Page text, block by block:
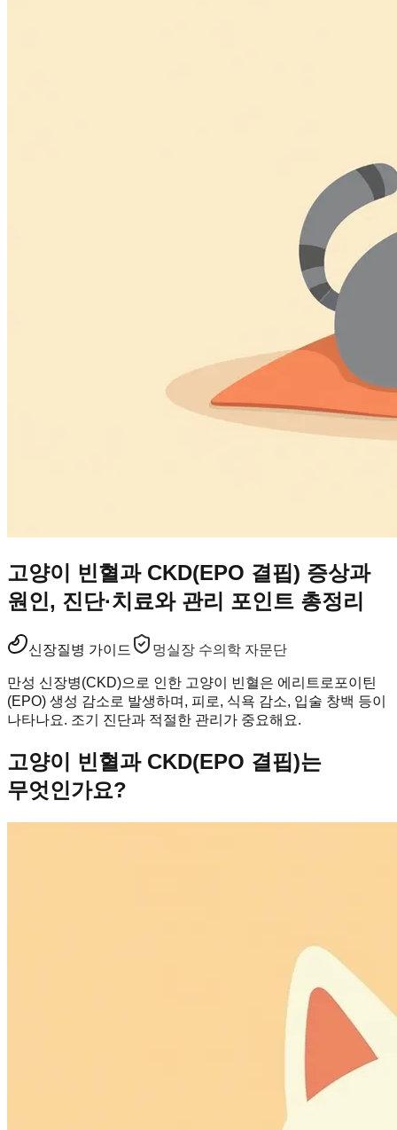
고양이 빈혈과 CKD(EPO 결핍) 증상과
원인, 진단·치료와 관리 포인트 총정리
신장질병 가이드 멍실장 수의학 자문단
만성 신장병(CKD)으로 인한 고양이 빈혈은 에리트로포이틴
(EPO) 생성 감소로 발생하며, 피로, 식욕 감소, 입술 창백 등이
나타나요. 조기 진단과 적절한 관리가 중요해요.
고양이 빈혈과 CKD(EPO 결핍)는
무엇인가요?